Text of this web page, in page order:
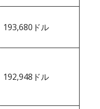
193,680ドル
192,948ドル